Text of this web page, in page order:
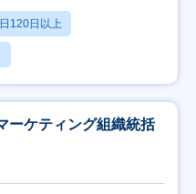
120日以上
ーケティング組織統括